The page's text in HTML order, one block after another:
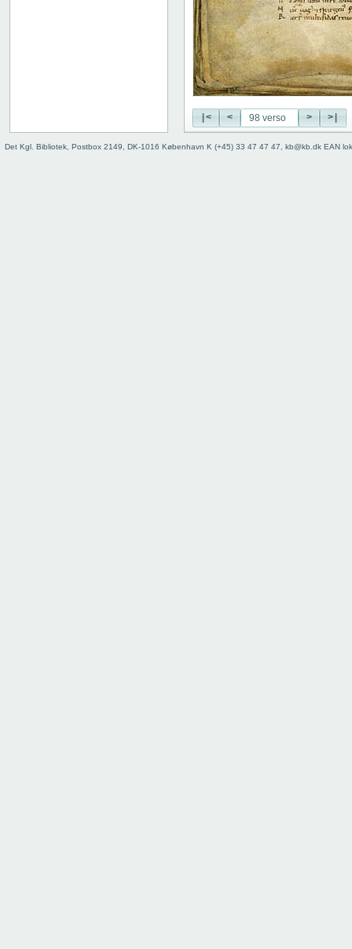
101v
Bind
|< < > >|
Det Kgl. Bibliotek, Postbox 2149, DK-1016 København K (+45) 33 47 47 47, kb@kb.dk EAN